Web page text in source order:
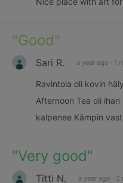
"Good"
Sari R. a year ago · 1
Ravintola oli kovin
Afternoon Tea oli
kalpenee Kämpin
"Very good"
Titti N. a year ago · 2